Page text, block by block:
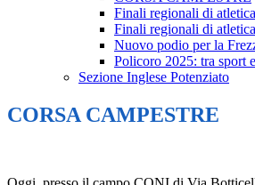
Finali regionali di
Finali regionali di
Nuovo podio per la
Policoro 2025: tra sport
Sezione Inglese Potenziato
CORSA CAMPESTRE